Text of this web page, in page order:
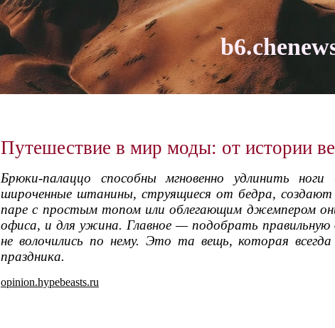
Путешествие в мир моды: от истории
Брюки-палаццо способны мгновенно удлинить
широченные штанины, струящиеся от бедра, создают
паре с простым топом или облегающим джемпером
офиса, и для ужина. Главное — подобрать
не волочились по нему. Это та вещь, которая
праздника.
opinion.hypebeasts.ru